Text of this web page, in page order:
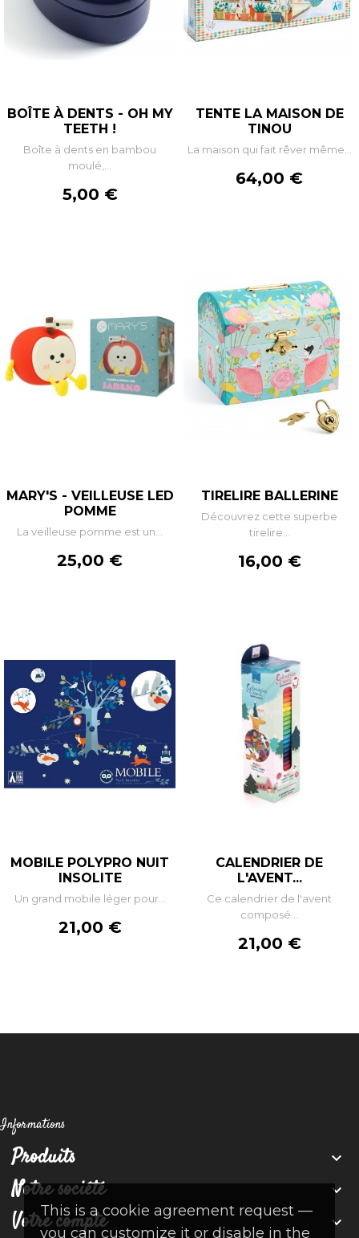
This is a cookie agreement request —
you can customize it or disable in the
BOÎTE À DENTS - OH MY
TEETH !
Boîte à dents en bambou
moulé,...
Prix
5,00 €
TENTE LA MAISON DE
TINOU
La maison qui fait rêver même...
Prix
64,00 €
MARY'S - VEILLEUSE LED
POMME
La veilleuse pomme est un...
Prix
25,00 €
TIRELIRE BALLERINE
Découvrez cette superbe
tirelire...
Prix
16,00 €
MOBILE POLYPRO NUIT
INSOLITE
Un grand mobile léger pour...
Prix
21,00 €
CALENDRIER DE
L'AVENT...
Ce calendrier de l'avent
composé...
Prix
21,00 €
Informations
Produits 
Notre société 
Votre compte 